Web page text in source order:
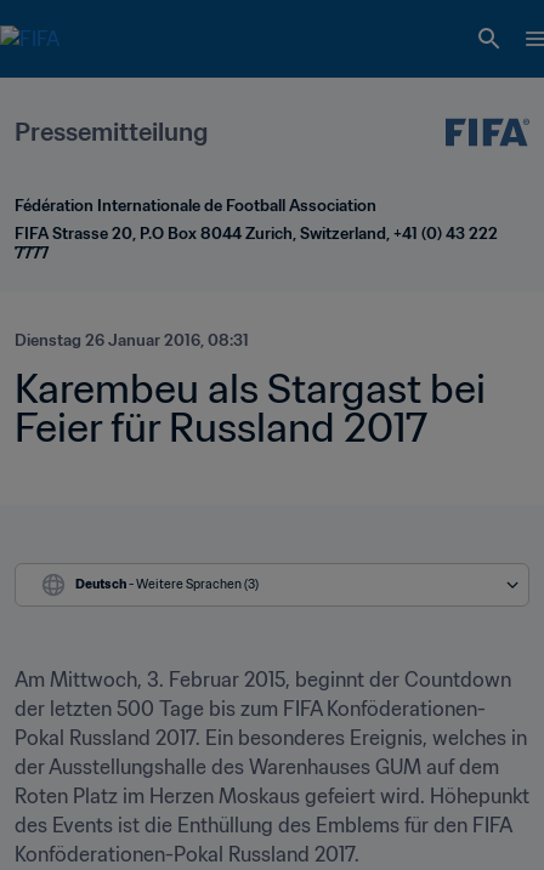
Pressemitteilung
Fédération Internationale de Football Association
FIFA Strasse 20, P.O Box 8044 Zurich, Switzerland, +41 (0) 43 222
7777
Dienstag 26 Januar 2016, 08:31
Karembeu als Stargast bei
Feier für Russland 2017
Deutsch - Weitere Sprachen (3)
Am Mittwoch, 3. Februar 2015, beginnt der Countdown
der letzten 500 Tage bis zum FIFA Konföderationen-
Pokal Russland 2017. Ein besonderes Ereignis, welches in
der Ausstellungshalle des Warenhauses GUM auf dem
Roten Platz im Herzen Moskaus gefeiert wird. Höhepunkt
des Events ist die Enthüllung des Emblems für den FIFA
Konföderationen-Pokal Russland 2017.